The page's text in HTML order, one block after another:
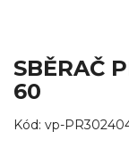
SBĚRAČ
60
Kód: vp-